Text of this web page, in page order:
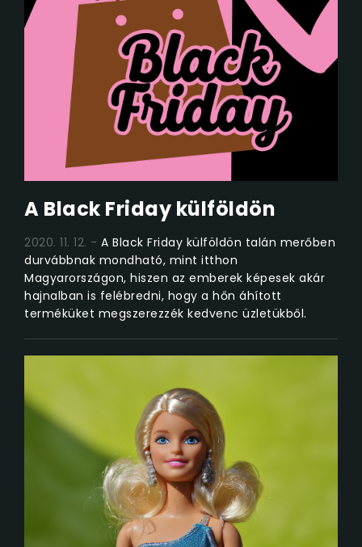
A Black Friday külföldön
2020. 11. 12.
A Black Friday külföldön talán merőben
durvábbnak mondható, mint itthon
Magyarországon, hiszen az emberek képesek akár
hajnalban is felébredni, hogy a hőn áhított
terméküket megszerezzék kedvenc üzletükből.